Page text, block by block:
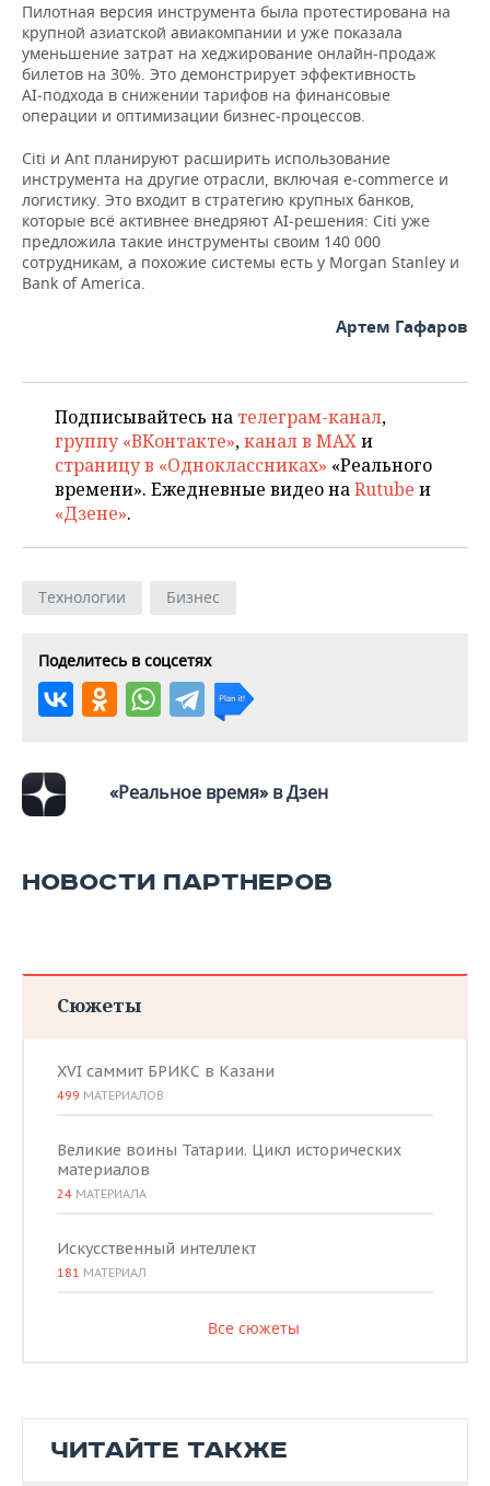
ВОДНЫЕ ВИДЫ СПОРТА
ХОККЕЙ С МЯЧОМ
ОБРАЗОВАНИЕ
ПРОИСШЕСТВИЯ
Пилотная версия инструмента была протестирована на
крупной азиатской авиакомпании и уже показала
уменьшение затрат на хеджирование онлайн‑продаж
билетов на 30%. Это демонстрирует эффективность
AI‑подхода в снижении тарифов на финансовые
операции и оптимизации бизнес‑процессов.
Citi и Ant планируют расширить использование
инструмента на другие отрасли, включая e‑commerce и
логистику. Это входит в стратегию крупных банков,
которые всё активнее внедряют AI‑решения: Citi уже
предложила такие инструменты своим 140 000
сотрудникам, а похожие системы есть у Morgan Stanley и
Bank of America.
Артем Гафаров
Подписывайтесь на телеграм-канал,
группу «ВКонтакте»,канал в MAXи
страницу в «Одноклассниках» «Реального
времени». Ежедневные видео наRutube и
«Дзене».
Технологии Бизнес
Поделитесь в соцсетях
«Реальное время» в Дзен
НОВОСТИ ПАРТНЕРОВ
Сюжеты
XVI саммит БРИКС в Казани
499 МАТЕРИАЛОВ
Великие воины Татарии. Цикл исторических
материалов
24 МАТЕРИАЛА
Искусственный интеллект
181 МАТЕРИАЛ
Все сюжеты
ЧИТАЙТЕ ТАКЖЕ